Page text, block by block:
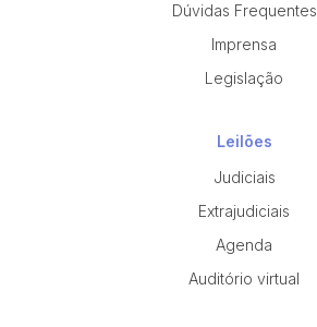
Dúvidas Frequentes
Imprensa
Legislação
Leilões
Judiciais
Extrajudiciais
Agenda
Auditório virtual